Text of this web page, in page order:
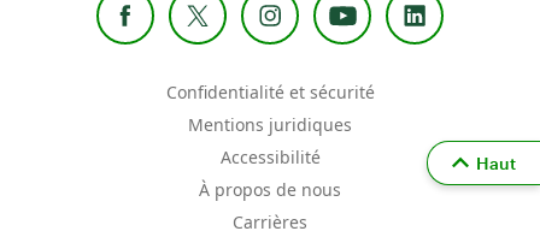
Confidentialité et sécurité
Mentions juridiques
Accessibilité
À propos de nous
Carrières
Haut